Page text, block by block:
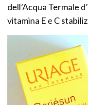
dell’Acqua Termale
vitamina E e C